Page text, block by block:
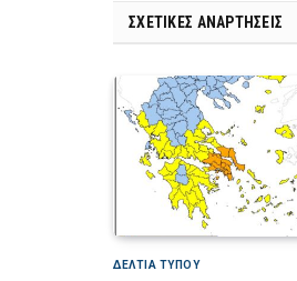
ΣΧΕΤΙΚΈΣ ΑΝΑΡΤΉΣΕΙΣ
ΔΕΛΤΙΑ ΤΥΠΟΥ